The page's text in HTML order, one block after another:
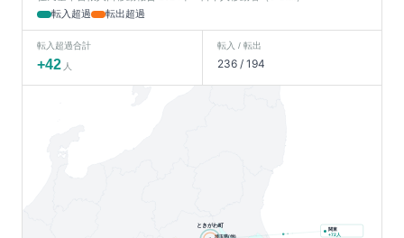
転入超過
転出超過
転入超過合計
+42 人
転入 / 転出
236/ 194
埼玉県(他)
ときがわ町 関東
+72人